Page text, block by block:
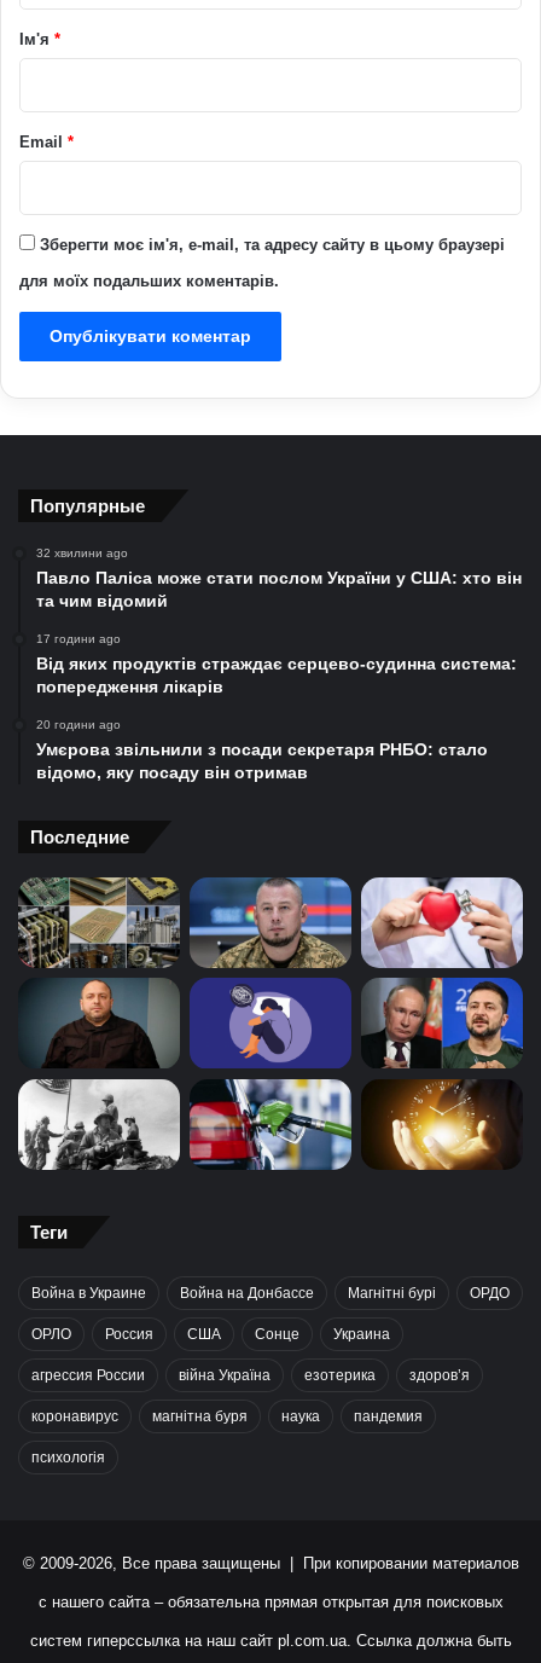
р
*
Ім'я *
Email *
Зберегти моє ім'я, e-mail, та адресу сайту в цьому браузері
для моїх подальших коментарів.
Популярные
32 хвилини ago
Павло Паліса може стати послом України у США: хто він
та чим відомий
17 години ago
Від яких продуктів страждає серцево-судинна система:
попередження лікарів
20 години ago
Умєрова звільнили з посади секретаря РНБО: стало
відомо, яку посаду він отримав
Последние
Теги
Война в Украине Война на Донбассе Магнітні бурі ОРДО
ОРЛО Россия США Сонце Украина
агрессия России війна Україна езотерика здоров’я
коронавирус магнітна буря наука пандемия
психологія
© 2009-2026, Все права защищены | При копировании материалов
с нашего сайта – обязательна прямая открытая для поисковых
систем гиперссылка на наш сайт pl.com.ua. Ссылка должна быть